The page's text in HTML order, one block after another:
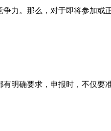
力。那么，对于即将参加或
确要求，申报时，不仅要